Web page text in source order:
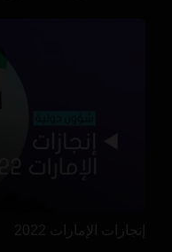
إنجازات الإمارات 2022